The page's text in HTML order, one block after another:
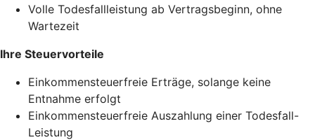
Volle Todesfallleistung ab Vertragsbeginn, ohne
Wartezeit
Ihre Steuervorteile
Einkommensteuerfreie Erträge, solange keine
Entnahme erfolgt
Einkommensteuerfreie Auszahlung einer Todesfall-
Leistung